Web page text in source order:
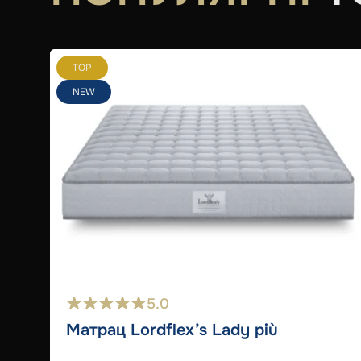
TOP
NEW
5.0
Матрац Lordflex’s Lady più